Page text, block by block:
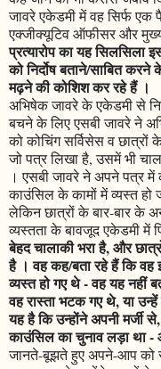
जावरे एकेडमी में वह सिर्फ एक
एक्जीक्यूटिव ऑफीसर और
प्रत्यारोप का यह सिलसिला
को निर्दोष बताने/साबित
मढ़ने की कोशिश कर रहे हैं ।
अभिषेक जावरे के एकेडमी से
बचने के लिए एसबी जावरे ने
को कोचिंग सर्विसेस व छात्रों
जो पत्र लिखा है, उसमें भी
। एसबी जावरे ने अपने पत्र
काउंसिल के कामों में व्यस्त
लेकिन छात्रों के बार-बार के
व्यस्तता के बावजूद एकेडमी
बेहद चालाकी भरा है, और
है । वह कह/बता रहे हैं कि
व्यस्त हो गए थे - वह यह नहीं
वह रास्ता भटक गए थे, या
यह है कि उन्होंने अपनी मर्जी
काउंसिल का चुनाव लड़ा था
जानते-बूझते हुए अपने-आप को